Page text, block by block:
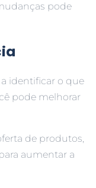
pode
identificar o que
pode melhorar
de produtos,
aumentar a